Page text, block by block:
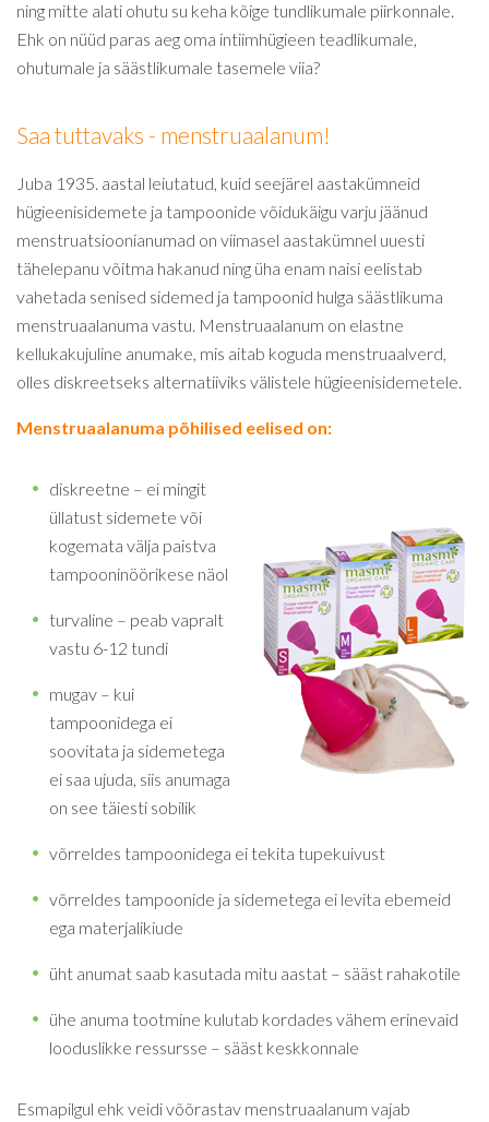
ning mitte alati ohutu su keha kõige tundlikumale piirkonnale.
Ehk on nüüd paras aeg oma intiimhügieen teadlikumale,
ohutumale ja säästlikumale tasemele viia?
Saa tuttavaks - menstruaalanum!
Juba 1935. aastal leiutatud, kuid seejärel aastakümneid
hügieenisidemete ja tampoonide võidukäigu varju jäänud
menstruatsioonianumad on viimasel aastakümnel uuesti
tähelepanu võitma hakanud ning üha enam naisi eelistab
vahetada senised sidemed ja tampoonid hulga säästlikuma
menstruaalanuma vastu. Menstruaalanum on elastne
kellukakujuline anumake, mis aitab koguda menstruaalverd,
olles diskreetseks alternatiiviks välistele hügieenisidemetele.
Menstruaalanuma põhilised eelised on:
diskreetne – ei mingit
üllatust sidemete või
kogemata välja paistva
tampooninöörikese näol
turvaline – peab vapralt
vastu 6-12 tundi
mugav – kui
tampoonidega ei
soovitata ja sidemetega
ei saa ujuda, siis anumaga
on see täiesti sobilik
võrreldes tampoonidega ei tekita tupekuivust
võrreldes tampoonide ja sidemetega ei levita ebemeid
ega materjalikiude
üht anumat saab kasutada mitu aastat – sääst rahakotile
ühe anuma tootmine kulutab kordades vähem erinevaid
looduslikke ressursse – sääst keskkonnale
Esmapilgul ehk veidi võõrastav menstruaalanum vajab